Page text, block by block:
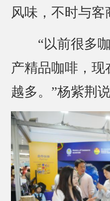
风味，不时与客
“以前很多咖
产精品咖啡，
越多。”杨紫荆说